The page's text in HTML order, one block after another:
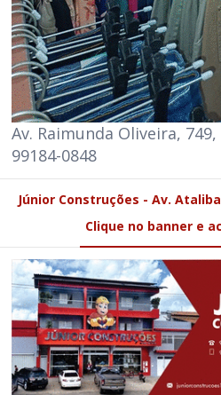
Av. Raimunda Oliveira,
99184-0848
Júnior Construções - Av.
Clique no banner e